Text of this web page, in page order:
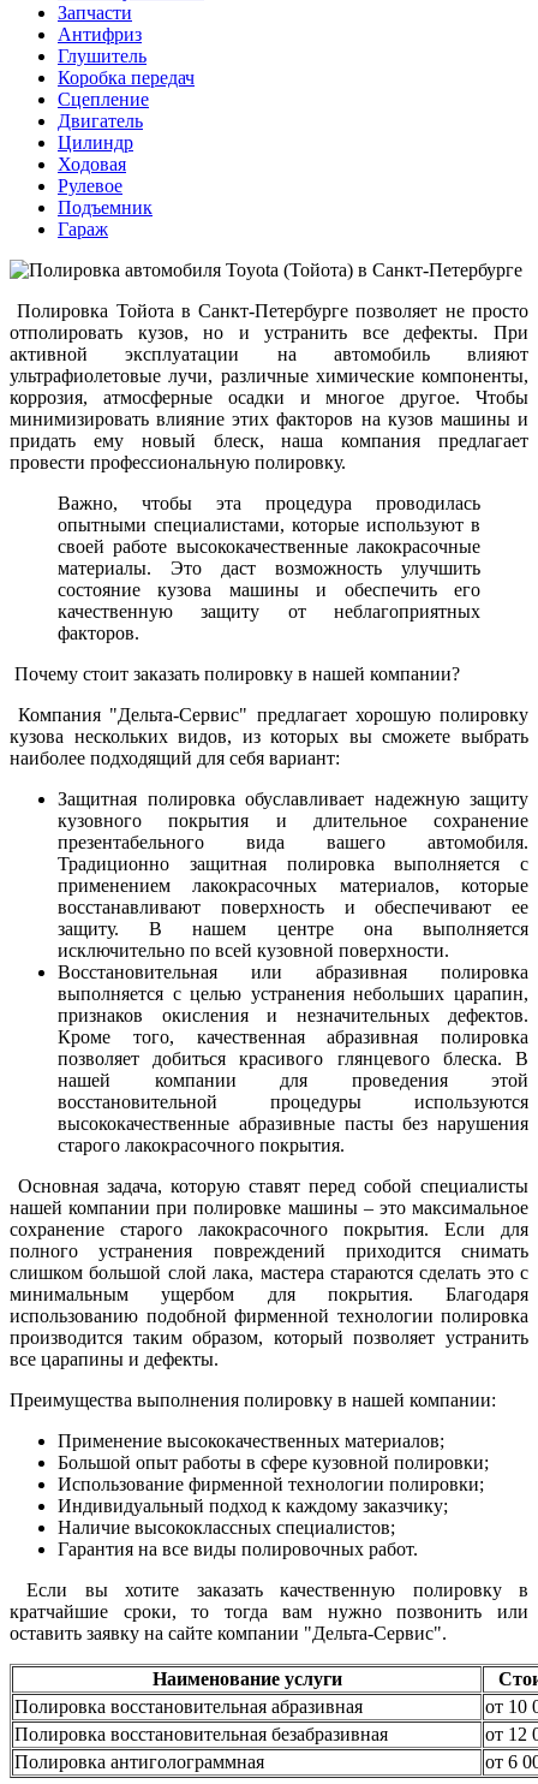
Запчасти
Антифриз
Глушитель
Коробка передач
Сцепление
Двигатель
Цилиндр
Ходовая
Рулевое
Подъемник
Гараж
Полировка Тойота в Санкт-Петербурге позволяет не просто
отполировать кузов, но и устранить все дефекты. При
активной эксплуатации на автомобиль влияют
ультрафиолетовые лучи, различные химические компоненты,
коррозия, атмосферные осадки и многое другое. Чтобы
минимизировать влияние этих факторов на кузов машины и
придать ему новый блеск, наша компания предлагает
провести профессиональную полировку.
Важно, чтобы эта процедура проводилась
опытными специалистами, которые используют в
своей работе высококачественные лакокрасочные
материалы. Это даст возможность улучшить
состояние кузова машины и обеспечить его
качественную защиту от неблагоприятных
факторов.
Почему стоит заказать полировку в нашей компании?
Компания "Дельта-Сервис" предлагает хорошую полировку
кузова нескольких видов, из которых вы сможете выбрать
наиболее подходящий для себя вариант:
Защитная полировка обуславливает надежную защиту
кузовного покрытия и длительное сохранение
презентабельного вида вашего автомобиля.
Традиционно защитная полировка выполняется с
применением лакокрасочных материалов, которые
восстанавливают поверхность и обеспечивают ее
защиту. В нашем центре она выполняется
исключительно по всей кузовной поверхности.
Восстановительная или абразивная полировка
выполняется с целью устранения небольших царапин,
признаков окисления и незначительных дефектов.
Кроме того, качественная абразивная полировка
позволяет добиться красивого глянцевого блеска. В
нашей компании для проведения этой
восстановительной процедуры используются
высококачественные абразивные пасты без нарушения
старого лакокрасочного покрытия.
Основная задача, которую ставят перед собой специалисты
нашей компании при полировке машины – это максимальное
сохранение старого лакокрасочного покрытия. Если для
полного устранения повреждений приходится снимать
слишком большой слой лака, мастера стараются сделать это с
минимальным ущербом для покрытия. Благодаря
использованию подобной фирменной технологии полировка
производится таким образом, который позволяет устранить
все царапины и дефекты.
Преимущества выполнения полировку в нашей компании:
Применение высококачественных материалов;
Большой опыт работы в сфере кузовной полировки;
Использование фирменной технологии полировки;
Индивидуальный подход к каждому заказчику;
Наличие высококлассных специалистов;
Гарантия на все виды полировочных работ.
Если вы хотите заказать качественную полировку в
кратчайшие сроки, то тогда вам нужно позвонить или
оставить заявку на сайте компании "Дельта-Сервис".
Наименование услуги
Полировка восстановительная абразивная
от 10
Полировка восстановительная безабразивная
от 12
Полировка антиголограммная
от 6